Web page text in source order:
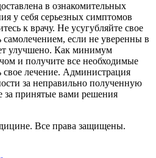
в ознакомительных
у себя серьезных симптомов
к врачу. Не усугубляйте свое
самолечением, если не уверенны в
улучшено. Как минимум
и получите все необходимые
свое лечение. Администрация
за неправильно полученную
принятые вами решения
Все права защищены.